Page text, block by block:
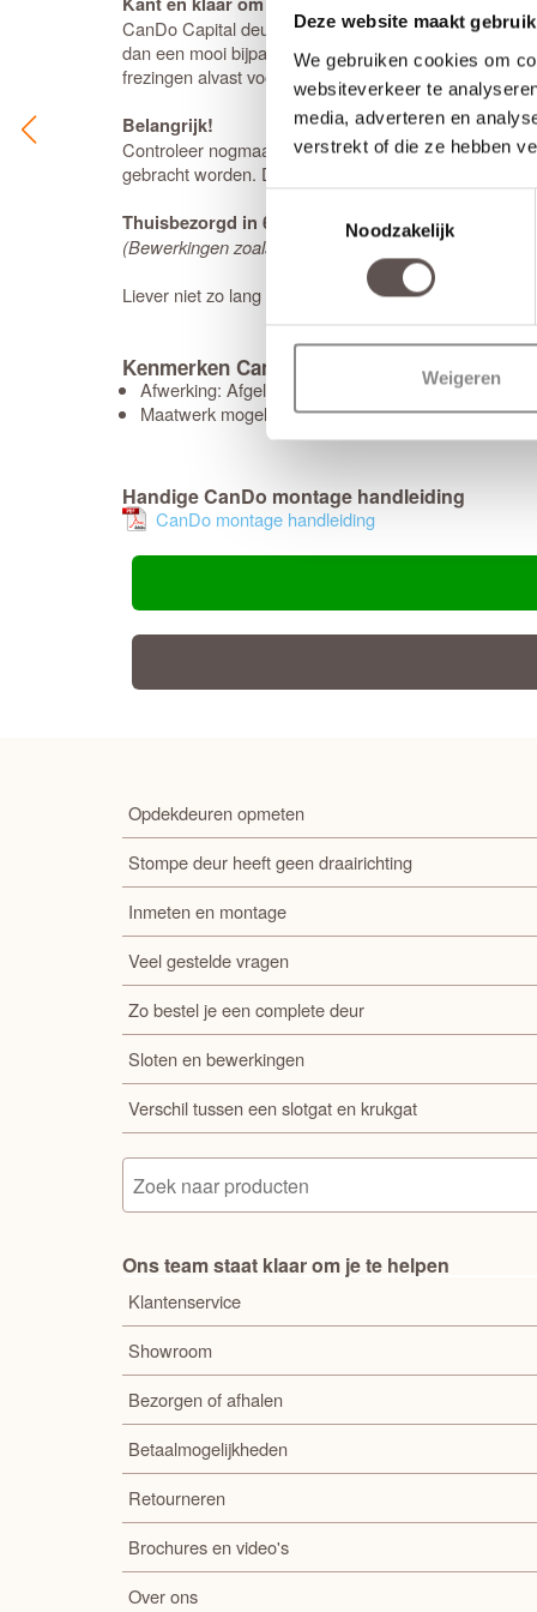
Deze website maakt
We gebruiken cookies om
websiteverkeer te
media, adverteren en
verstrekt of die ze hebben
Noodzakelijk
Weigeren
CanDo Capital deuren worden voorzien van een
dan een mooi bijpassenddeurbeslagpakket. Bestel je
frezingen alvast voor je in de deur.
Belangrijk!
Controleer nogmaals goed de gekozen afmetingen
gebracht worden. De deur wordt geleverd met 10
Thuisbezorgd in 60 werkdagen
(Bewerkingen zoals een extra tochtvaldorpel
Liever niet zo lang wachten op jouw nieuwe deur?
Kenmerken CanDo Riga Wit
Afwerking: Afgelakt RAL9010
Maatwerk mogelijk: Nee
Handige CanDo montage handleiding
CanDo montage handleiding
Opdekdeuren opmeten
Stompe deur heeft geen draairichting
Inmeten en montage
Veel gestelde vragen
Zo bestel je een complete deur
Sloten en bewerkingen
Verschil tussen een slotgat en krukgat
Ons team staat klaar om je te helpen
Klantenservice
Showroom
Bezorgen of afhalen
Betaalmogelijkheden
Retourneren
Brochures en video's
Over ons